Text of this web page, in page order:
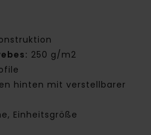
250 g/m2
hinten mit verstellbarer
Einheitsgröße